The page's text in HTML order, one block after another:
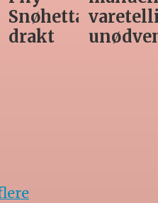
varetelling
unødvendig